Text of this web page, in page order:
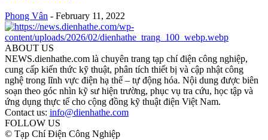
Phong Vân - February 11, 2022
ABOUT US
NEWS.dienhathe.com là chuyên trang tạp chí điện công nghiệp,
cung cấp kiến thức kỹ thuật, phân tích thiết bị và cập nhật công
nghệ trong lĩnh vực điện hạ thế – tự động hóa. Nội dung được biên
soạn theo góc nhìn kỹ sư hiện trường, phục vụ tra cứu, học tập và
ứng dụng thực tế cho cộng đồng kỹ thuật điện Việt Nam.
Contact us: info@dienhathe.com
FOLLOW US
© Tạp Chí Điện Công Nghiệp